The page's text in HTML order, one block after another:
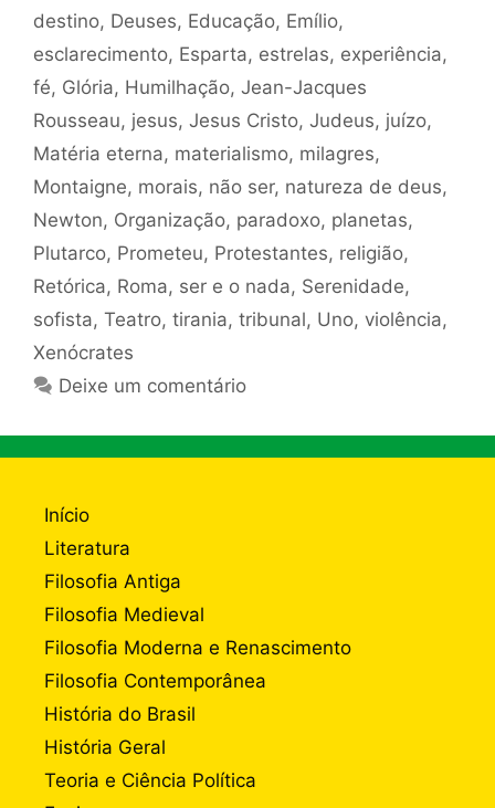
destino, Deuses, Educação, Emílio,
esclarecimento, Esparta, estrelas, experiência,
fé, Glória, Humilhação, Jean-Jacques
Rousseau, jesus, Jesus Cristo, Judeus, juízo,
Matéria eterna, materialismo, milagres,
Montaigne, morais, não ser, natureza de deus,
Newton, Organização, paradoxo, planetas,
Plutarco, Prometeu, Protestantes, religião,
Retórica, Roma, ser e o nada, Serenidade,
sofista, Teatro, tirania, tribunal, Uno, violência,
Xenócrates
Deixe um comentário
Início
Literatura
Filosofia Antiga
Filosofia Medieval
Filosofia Moderna e Renascimento
Filosofia Contemporânea
História do Brasil
História Geral
Teoria e Ciência Política